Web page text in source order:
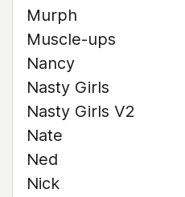
Murph
Muscle-ups
Nancy
Nasty Girls
Nasty Girls V2
Nate
Ned
Nick